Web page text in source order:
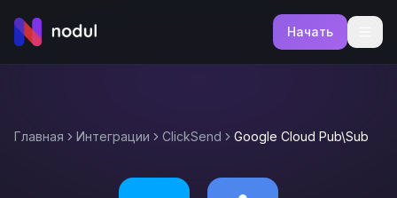
Начать
Главная Интеграции ClickSend Google Cloud Pub\Sub